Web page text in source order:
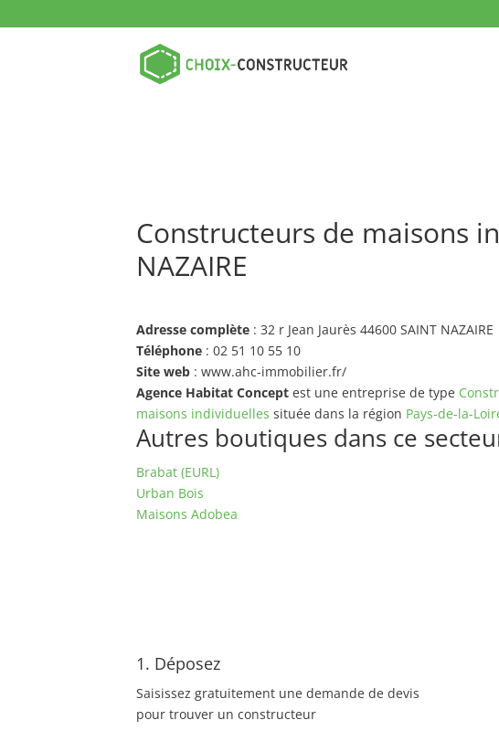
Constructeurs de maisons
NAZAIRE
Adresse complète : 32 r Jean Jaurès 44600 SAINT NAZAIRE
Téléphone : 02 51 10 55 10
Site web : www.ahc-immobilier.fr/
Agence Habitat Concept est une entreprise de type
maisons individuelles située dans la région Pays-de-la-
Autres boutiques dans ce
Brabat (EURL)
Urban Bois
Maisons Adobea
1. Déposez
Saisissez gratuitement une demande de devis
pour trouver un constructeur